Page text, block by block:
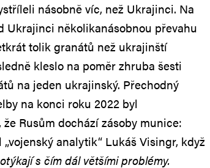
násobně víc, než Ukrajinci. Na
Ukrajinci několikanásobnou převahu
tolik granátů než ukrajinští
kleslo na poměr zhruba šesti
na jeden ukrajinský. Přechodný
na konci roku 2022 byl
Rusům dochází zásoby munice:
analytik“ Lukáš Visingr, když
s čím dál většími problémy.